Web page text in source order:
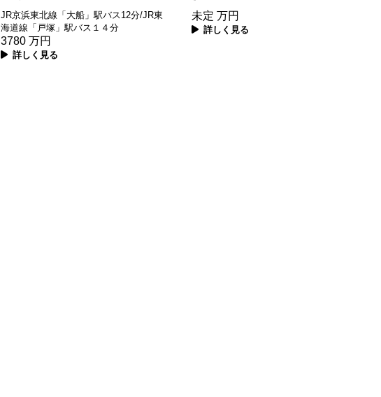
JR京浜東北線「大船」駅バス12分/JR東
海道線「戸塚」駅バス１４分
3780 万円
詳しく見る
未定 万円
詳しく見る